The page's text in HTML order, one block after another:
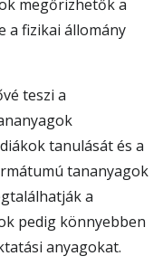
megőrizhetők a
a fizikai állomány
teszi a
tanulását és a
tananyagok
a
pedig könnyebben
anyagokat.